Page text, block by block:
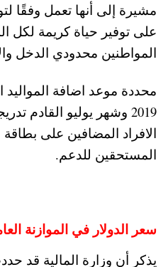
مشيرة إلى أنها تعمل وفقًا
على توفير حياة كريمة
المواطنين محدودي الدخل
محددة موعد اضافة المواليد
2019 وشهر يوليو القادم
الافراد المضافين على
المستحقين للدعم.
سعر الدولار في الموازنة العامة 2019-